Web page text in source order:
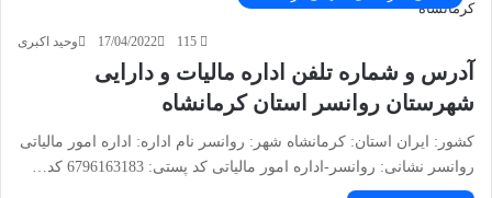
وحید اکبری 17/04/2022
آدرس و شماره تلفن اداره مالیات و دارایی
شهرستان روانسر استان کرمانشاه
کشور: ایران استان: کرمانشاه شهر: روانسر نام اداره: اداره امور مالیاتی
روانسر نشانی: روانسر-اداره امور مالیاتی کد پستی: 6796163183 کد…